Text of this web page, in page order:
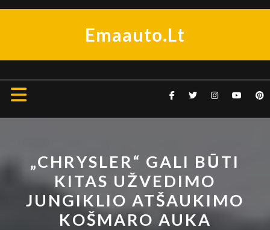
Emaauto.lt
Open
Button
„CHRYSLER“ GALI BŪTI
KITAS UŽVEDIMO
JUNGIKLIO ATŠAUKIMO
KOŠMARO AUKA